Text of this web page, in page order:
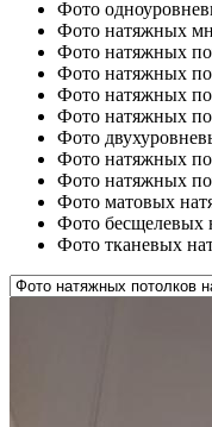
Фото
Фото натяжных
Фото натяжных
Фото натяжных
Фото натяжных
Фото натяжных
Фото
Фото натяжных
Фото натяжных
Фото матовых
Фото бесщелевых
Фото тканевых